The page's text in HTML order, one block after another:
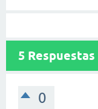
5 Respuestas
0